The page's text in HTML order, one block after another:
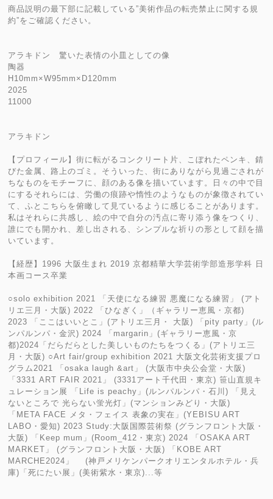
商品説明の最下部に記載している”美術作品の転売禁止に関する規
約”をご確認ください。
アラキドン 驚いた表情の小皿としての像
陶器
H10mm×W95mm×D120mm
2025
11000
アラキドン
【プロフィール】街に転がるコンクリート片、こぼれたペンキ、錆
びた金属、路上のゴミ。そういった、街にありながら見過ごされが
ちなものをモチーフに、顔のある像を描いています。日々の中で目
にするそれらには、労働の痕跡や惰性のようなものが象徴されてい
て、ふとこちらを俯瞰して見ているように感じることがあります。
私はそれらに共感し、絵の中で自分の汚点に寄り添う像をつくり、
誰にでも開かれ、差し出される、シンプルな祈りの形として顔を描
いています。
【経歴】1996 大阪生まれ 2019 京都精華大学芸術学部造形学科 日
本画コース卒業
○solo exhibition 2021 「天使になる練習 悪魔になる練習」 (アト
リエ三月・大阪) 2022 「ひなぎく」（ギャラリー恵風・京都)
2023 「ここはいいとこ」(アトリエ三月・ 大阪) 「pity party」(ル
ンパルンパ・金沢) 2024 「margarin」(ギャラリー恵風・京
都)2024「だらだらとした美しいものたちをつくる」(アトリエ三
月・大阪) ○Art fair/group exhibition 2021 大阪文化芸術支援プロ
グラム2021 「osaka laugh &art」 (大阪市中央公会堂・大阪)
「3331 ART FAIR 2021」 (3331アート千代田・東京) 笹山直規キ
ュレーション展 「Life is peachy」(ルンパルンパ・石川) 「見え
ないところで 光らない蛍光灯」(マンションみどり・大阪)
「META FACE メタ・フェイス 表象の実在」(YEBISU ART
LABO・愛知) 2023 Study:大阪国際芸術祭 (グランフロント大阪・
大阪) 「Keep mum」(Room_412・東京) 2024 「OSAKA ART
MARKET」 (グランフロント大阪・大阪) 「KOBE ART
MARCHE2024」 (神戸メリケンパークオリエンタルホテル・兵
庫)「死にたい展」(美術紫水・東京)...等